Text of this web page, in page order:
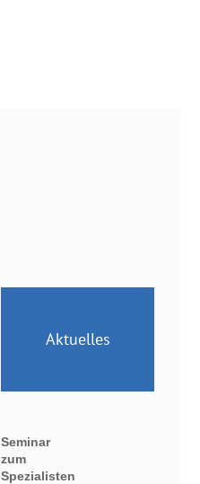
Aktuelles
Seminar
zum
Spezialisten